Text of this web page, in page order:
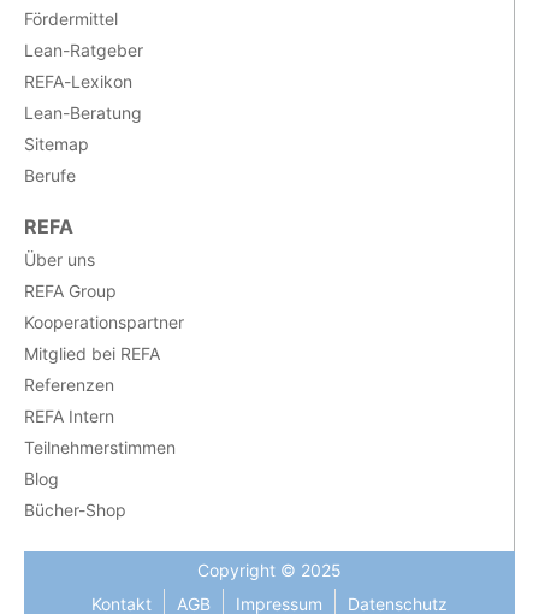
Fördermittel
Lean-Ratgeber
REFA-Lexikon
Lean-Beratung
Sitemap
Berufe
REFA
Über uns
REFA Group
Kooperationspartner
Mitglied bei REFA
Referenzen
REFA Intern
Teilnehmerstimmen
Blog
Bücher-Shop
Copyright © 2025
Kontakt
AGB Impressum Datenschutz